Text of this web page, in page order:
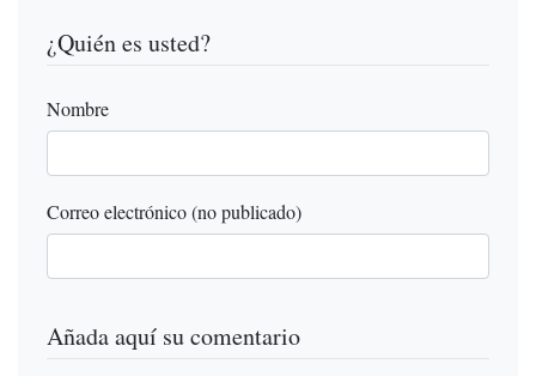
¿Quién es usted?
Nombre
Correo electrónico (no publicado)
Añada aquí su comentario